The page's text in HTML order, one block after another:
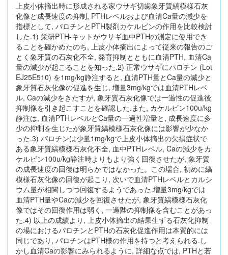
上皮小体摘出時に形成される家ウサギ切歯象牙質縞模様石灰
化像と成長速度の抑制, PTHレベルおよび血清Ca量の減少を
指標として, パロチンとPTH製剤カケルビンの作用を比較検討
した.1) 栄研PTH-キットがウサギ血中PTHの測定に使用でき
ることを確かめたのち, 上皮小体摘出によって従来の報告のご
とく象牙質の石灰化不全, 発育抑制とともに血清PTH, 血清Ca
量の減少が起こることを知った.2) 正常ウサギにパロチン (Lot
EJ25E510) を1mg/kg静注すると, 血清PTH量とCa量の減少と
象牙質石灰化像の促進を生じ, 増量3mg/kgでは血清PTHレベ
ル, Caの減少をきたすが, 象牙質石灰化像では一過性の促進後
抑制像を引き起こすことを確認した.また, カケルビン100u/kg
静注は, 血清PTHレベルとCa量の一過性増量と, 成長速度に多
少の抑制を生じたが象牙質縞模様石灰化像には影響が少なか
った.3) パロチンは少量1mg/kgで上皮小体摘出の欠損症状で
ある象牙質縞模様石灰化不全, 血中PTHレベル, Caの減少をカ
ケルビン100u/kg静注時よりもより強く回復させたが, 象牙質
の成長速度の回復は明らかではなかった。この場合, 初めに縞
模様石灰化像の回復が起こり, 次いで血清PTHレベルとカルシ
ウム量が相関しつつ回復するようであった.増量3mg/kgでは
血清PTH量やCaの減少を回復させたが, 象牙質縞模様石灰化
像ではその回復作用は弱く, 一過陛の抑制像を含むことがあっ
た.4) 以上の成績より, 上皮小体摘出の結果生ずる石灰化抑制
の場におけるパロチンとPTHの石灰化促進作用は本質的には
同じであり, パロチンはPTH様の作用を持つと考えられる.し
かし血清Caの影響にみられるように, 詳細な点では, PTHと若